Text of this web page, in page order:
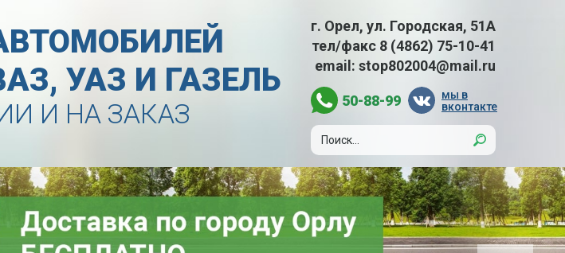
УАЗ И ГАЗЕЛЬ
И НА ЗАКАЗ
г. Орел, ул. Городская, 51А
тел/факс 8 (4862) 75-10-41
email: stop802004@mail.ru
50-88-99
мы в
вконтакте